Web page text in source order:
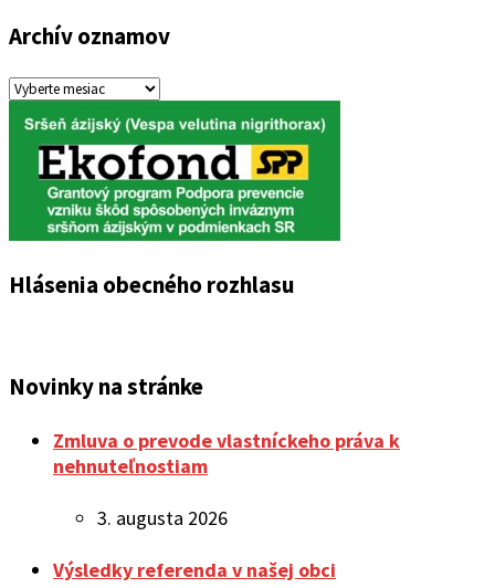
Archív oznamov
Archív
oznamov
Hlásenia obecného rozhlasu
Novinky na stránke
Zmluva o prevode vlastníckeho práva k
nehnuteľnostiam
3. augusta 2026
Výsledky referenda v našej obci